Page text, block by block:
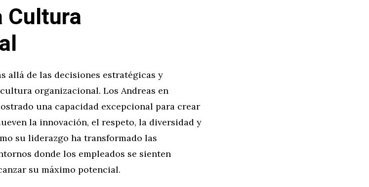
Cultura
allá de las decisiones estratégicas y
organizacional. Los Andreas en
una capacidad excepcional para crear
la innovación, el respeto, la diversidad y
su liderazgo ha transformado las
donde los empleados se sienten
su máximo potencial.